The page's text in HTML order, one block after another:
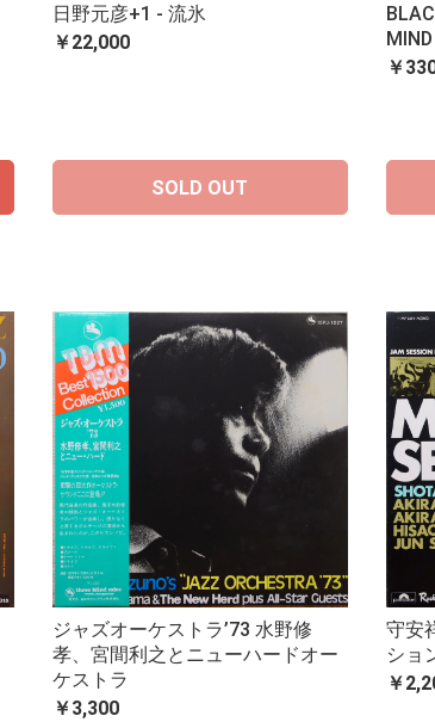
日野元彦+1 - 流氷
￥22,000
SOLD OUT
￥
ジャズオーケストラ’73 水野修
孝、宮間利之とニューハードオー
ケストラ
￥3,300
守安
ショ
￥